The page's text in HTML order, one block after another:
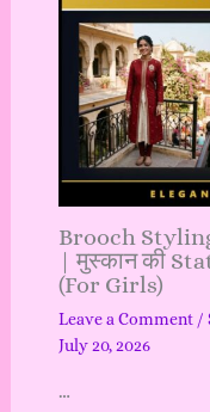
Brooch
| मुस्कान की
(For Girls)
Leave a Comment /
July 20, 2026
…